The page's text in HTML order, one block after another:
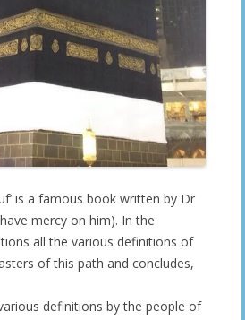
is a famous book written by Dr
mercy on him). In the
all the various definitions of
of this path and concludes,
definitions by the people of